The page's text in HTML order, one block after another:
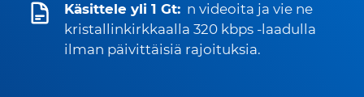
Käsittele yli 1 Gt: n videoita ja vie ne
kristallinkirkkaalla 320 kbps -laadulla
ilman päivittäisiä rajoituksia.